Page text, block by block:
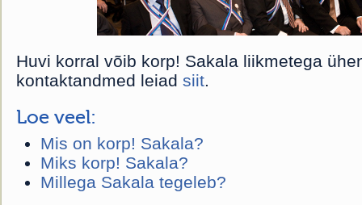
Huvi korral võib korp! Sakala liikmetega
kontaktandmed leiad siit.
Loe veel:
Mis on korp! Sakala?
Miks korp! Sakala?
Millega Sakala tegeleb?